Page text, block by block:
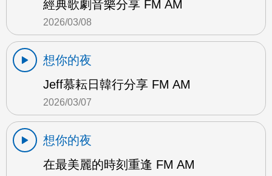
經典歌劇音樂分享 FM AM
2026/03/08
想你的夜
Jeff慕耘日韓行分享 FM AM
2026/03/07
想你的夜
在最美麗的時刻重逢 FM AM